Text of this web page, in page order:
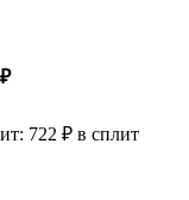
722 ₽ в сплит